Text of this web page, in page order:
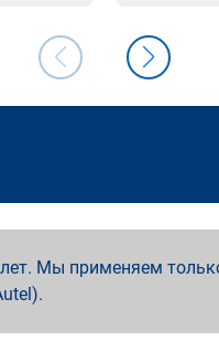
Мы применяем